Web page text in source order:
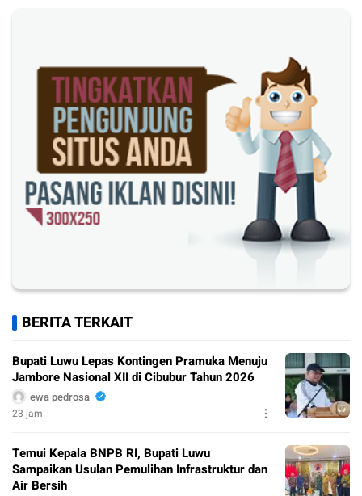
BERITA TERKAIT
Bupati Luwu Lepas Kontingen Pramuka Menuju
Jambore Nasional XII di Cibubur Tahun 2026
ewa pedrosa
23 jam
Temui Kepala BNPB RI, Bupati Luwu
Sampaikan Usulan Pemulihan Infrastruktur dan
Air Bersih